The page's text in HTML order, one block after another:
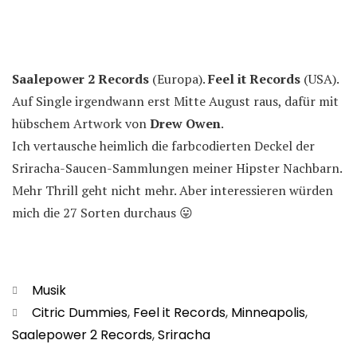
Saalepower 2 Records (Europa).Feel it Records (USA).
Auf Single irgendwann erst Mitte August raus, dafür mit
hübschem Artwork vonDrew Owen.
Ich vertausche heimlich die farbcodierten Deckel der
Sriracha-Saucen-Sammlungen meiner Hipster Nachbarn.
Mehr Thrill geht nicht mehr. Aber interessieren würden
mich die 27 Sorten durchaus 😛
Kategorien
Musik
Schlagwörter
Citric Dummies, Feel it Records, Minneapolis,
Saalepower 2 Records,Sriracha